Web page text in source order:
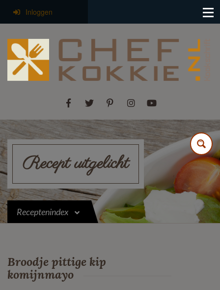
Inloggen
Recept uitgelicht
Receptenindex
Broodje pittige kip
komijnmayo